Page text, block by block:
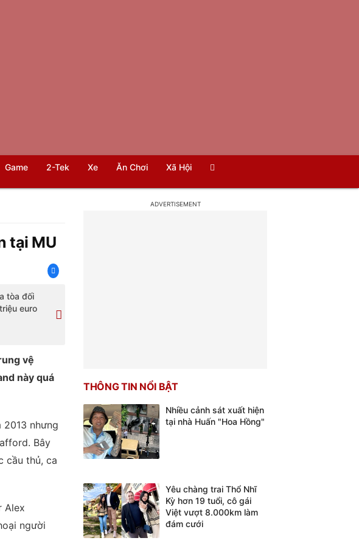
Game 2-Tek Xe Ăn Chơi Xã Hội
tại MU
tòa đối
euro
vệ
này quá
2013 nhưng
Bây
cầu thủ, ca
Alex
người
THÔNG TIN NỔI BẬT
Nhiều cảnh sát xuất hiện
tại nhà Huấn "Hoa Hồng"
Yêu chàng trai Thổ Nhĩ
Kỳ hơn 19 tuổi, cô gái
Việt vượt 8.000km làm
đám cưới